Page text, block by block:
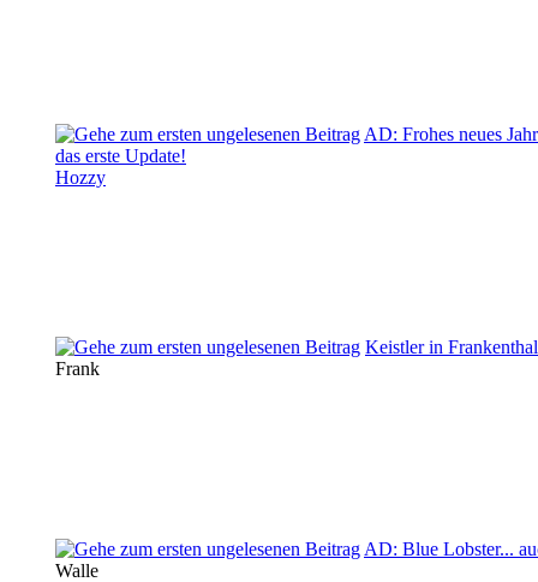
AD: Frohes neues
das erste Update!
Hozzy
Keistler in Frankenthal
Frank
AD: Blue Lobster...
Walle